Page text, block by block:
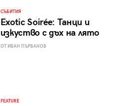
СЪБИТИЯ
Exotic Soirée: Танци и
изкуство с дъх на лято
ОТ ИВАН ПЪРВАНОВ
FEATURE